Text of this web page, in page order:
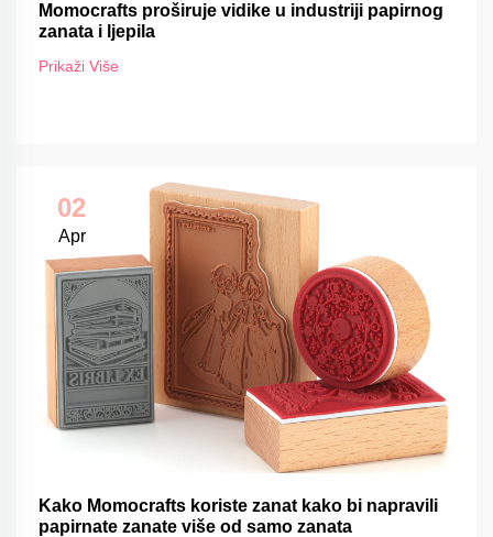
Momocrafts proširuje vidike u industriji papirnog
zanata i ljepila
Prikaži Više
02
Apr
Kako Momocrafts koriste zanat kako bi napravili
papirnate zanate više od samo zanata